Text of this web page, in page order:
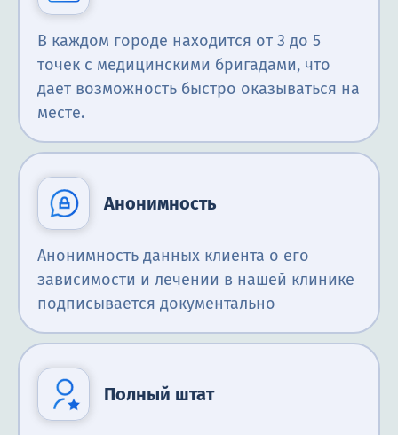
В каждом городе находится от 3 до 5
точек с медицинскими бригадами, что
дает возможность быстро оказываться на
месте.
Анонимность
Анонимность данных клиента о его
зависимости и лечении в нашей клинике
подписывается документально
Полный штат